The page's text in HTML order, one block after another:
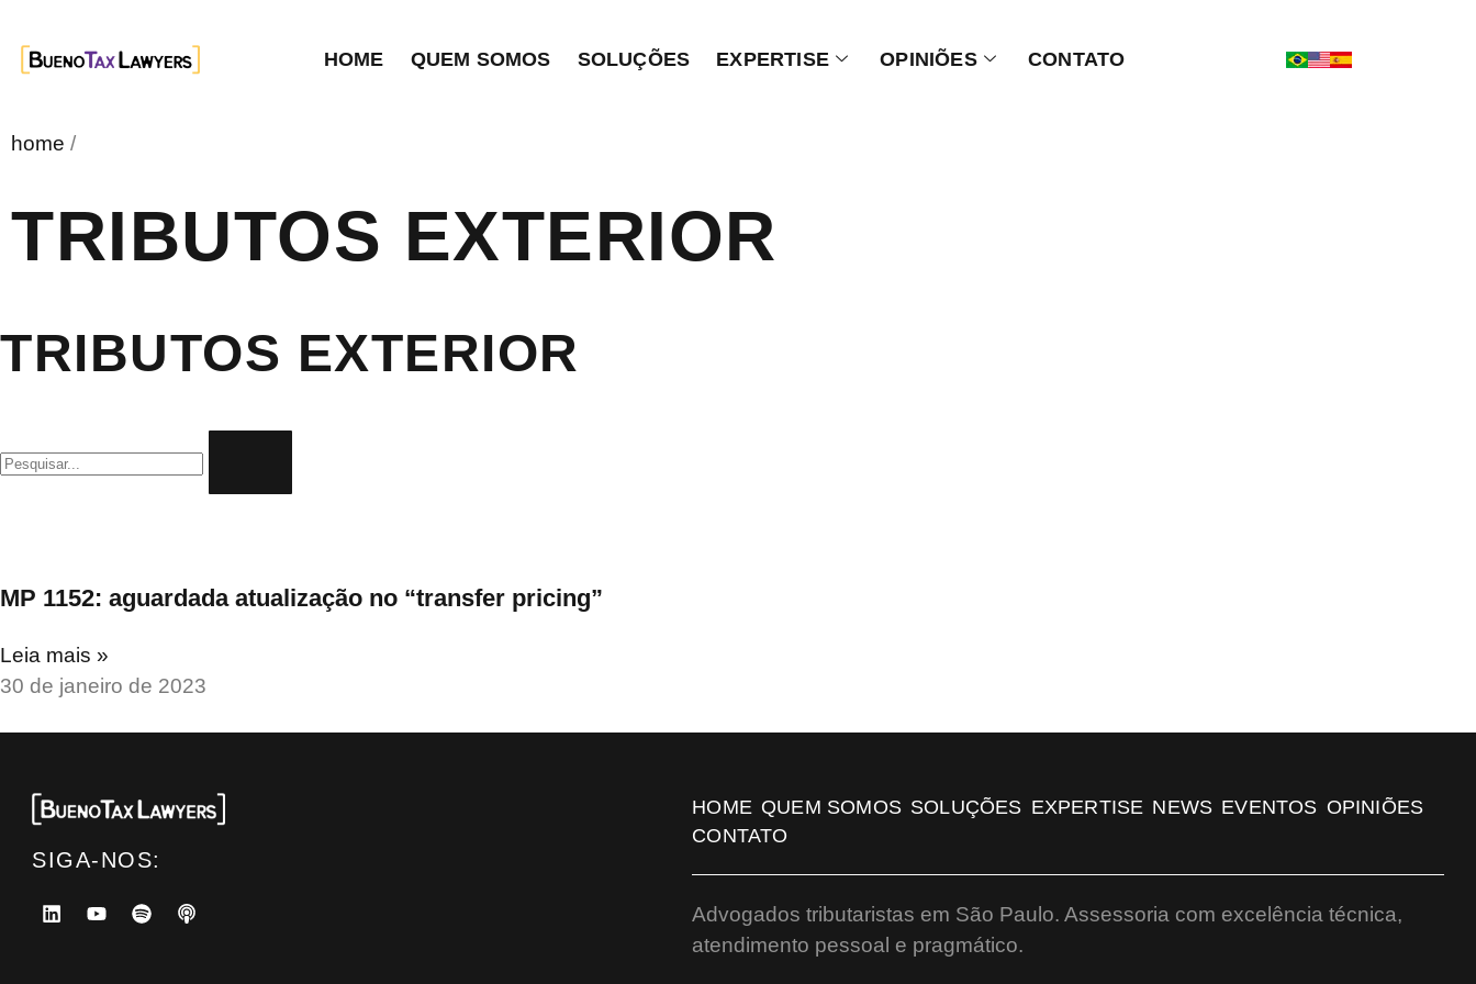
HOME QUEM SOMOS SOLUÇÕES EXPERTISE OPINIÕES CONTATO
home /
TRIBUTOS EXTERIOR
TRIBUTOS EXTERIOR
MP 1152: aguardada atualização no “transfer pricing”
Leia mais »
30 de janeiro de 2023
SIGA-NOS:
HOME QUEM SOMOS SOLUÇÕES EXPERTISE NEWS EVENTOS OPINIÕES
CONTATO
Advogados tributaristas em São Paulo. Assessoria com excelência técnica,
atendimento pessoal e pragmático.